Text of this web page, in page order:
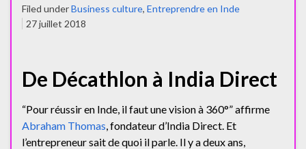
Filed underBusiness culture, Entreprendre en Inde
27 juillet 2018
De Décathlon à India Direct
“Pour réussir en Inde, il faut une vision à 360°” affirme
Abraham Thomas , fondateur d’India Direct. Et
l’entrepreneur sait de quoi il parle. Il y a deux ans,